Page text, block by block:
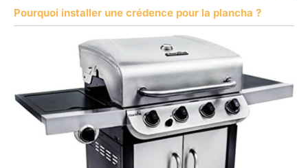
Pourquoi installer une crédence pour la plancha ?